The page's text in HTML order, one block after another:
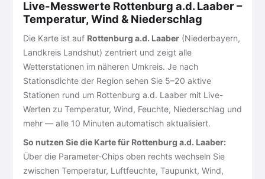
Live-Messwerte Rottenburg a.d. Laaber –
Temperatur, Wind & Niederschlag
Die Karte ist auf Rottenburg a.d. Laaber (Niederbayern,
Landkreis Landshut) zentriert und zeigt alle
Wetterstationen im näheren Umkreis. Je nach
Stationsdichte der Region sehen Sie 5–20 aktive
Stationen rund um Rottenburg a.d. Laaber mit Live-
Werten zu Temperatur, Wind, Feuchte, Niederschlag und
mehr — alle 10 Minuten automatisch aktualisiert.
So nutzen Sie die Karte für Rottenburg a.d. Laaber:
Über die Parameter-Chips oben rechts wechseln Sie
zwischen Temperatur, Luftfeuchte, Taupunkt, Wind,